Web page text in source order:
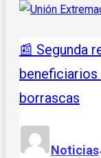
📰 Segunda
beneficiarios
borrascas
Noticias